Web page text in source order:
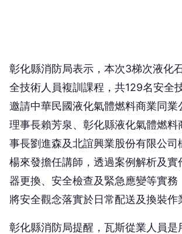
彰化縣消防局表示，本次3梯次液化
全技術人員複訓課程，共129名安全
邀請中華民國液化氣體燃料商業同業
理事長賴芳泉、彰化縣液化氣體燃料
事長劉進森及北誼興業股份有限公司
楊來發擔任講師，透過案例解析及實
器更換、安全檢查及緊急應變等實務
將安全觀念落實於日常配送及換裝作
彰化縣消防局提醒，瓦斯從業人員是